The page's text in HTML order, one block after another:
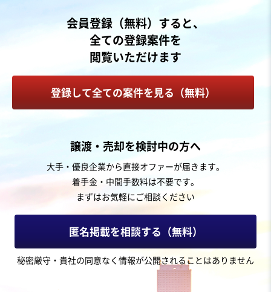
中部地方
〜5名
お気に入り
どの施工
純資産プラス
地域
中部地方
売上高
5億円～10億円
会員登録（無料）すると、
全ての登録案件を
閲覧いただけます
登録して全ての案件を見る（無料）
譲渡・売却を検討中の方へ
大手・優良企業から直接オファーが届きます。
着手金・中間手数料は不要です。
まずはお気軽にご相談ください
匿名掲載を相談する（無料）
秘密厳守・貴社の同意なく情報が公開されることはありません